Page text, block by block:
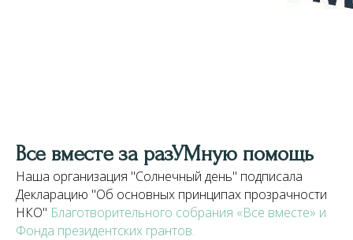
Все вместе за разУМную помощь
Наша организация "Солнечный день" подписала
Декларацию "Об основных принципах прозрачности
НКО" Благотворительного собрания «Все вместе» и
Фонда президентских грантов.